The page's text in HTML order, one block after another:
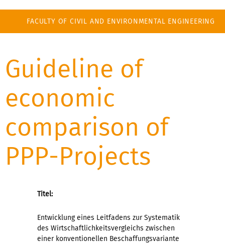
FACULTY OF CIVIL AND ENVIRONMENTAL ENGINEERING
Guideline of
economic
comparison of
PPP-Projects
Titel:
Entwicklung eines Leitfadens zur Systematik
des Wirtschaftlichkeitsvergleichs zwischen
einer konventionellen Beschaffungsvariante